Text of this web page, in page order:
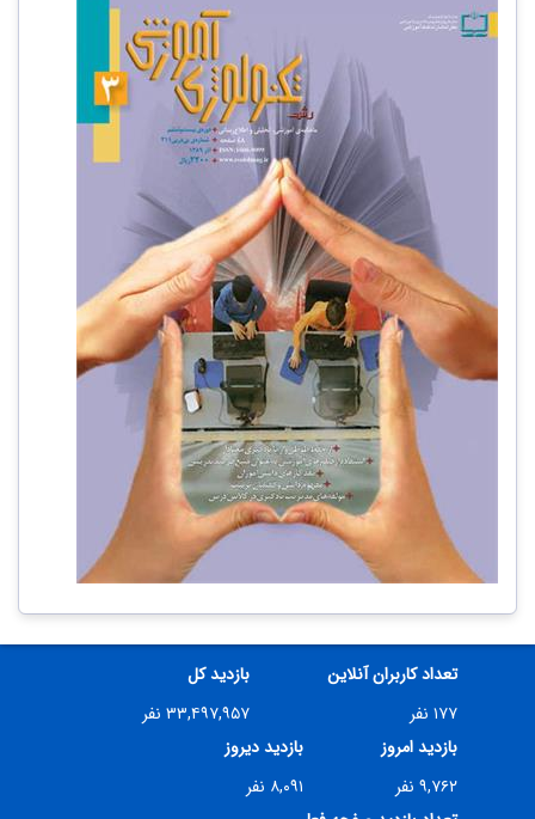
تعداد کاربران آنلاین
۱۷۷ نفر
بازدید کل
۳۳,۴۹۷,۹۵۷ نفر
بازدید امروز
۹,۷۶۲ نفر
بازدید دیروز
۸,۰۹۱ نفر